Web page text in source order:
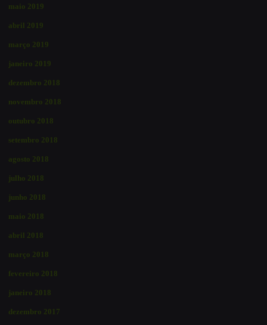
maio 2019
abril 2019
março 2019
janeiro 2019
dezembro 2018
novembro 2018
outubro 2018
setembro 2018
agosto 2018
julho 2018
junho 2018
maio 2018
abril 2018
março 2018
fevereiro 2018
janeiro 2018
dezembro 2017